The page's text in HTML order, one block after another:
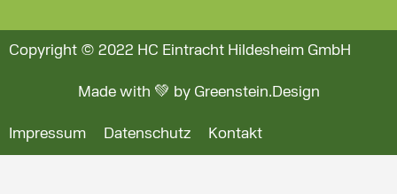
Copyright © 2022 HC Eintracht Hildesheim GmbH
Made with 💚 by Greenstein.Design
Impressum Datenschutz Kontakt